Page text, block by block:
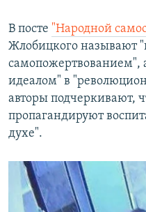
В посте "Народной
Жлобицкого называют
самопожертвованием",
идеалом" в
авторы подчеркивают,
пропагандируют
духе".